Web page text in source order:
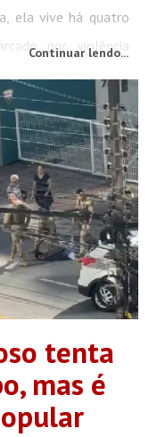
ela vive há quatro
por violência
por volta da
Continuar lendo...
tenta
mas é